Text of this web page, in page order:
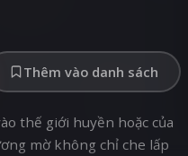
Thêm vào danh sách
thế giới huyền hoặc của
mờ không chỉ che lấp